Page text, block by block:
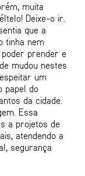
muita
Deixe-o ir.
que a
tinha nem
prender e
mudou nestes
um
papel do
da cidade.
Essa
a projetos de
atendendo a
segurança